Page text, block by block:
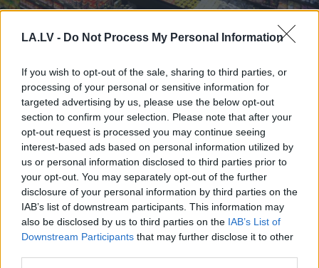
LA.LV - Do Not Process My Personal Information
If you wish to opt-out of the sale, sharing to third parties, or
processing of your personal or sensitive information for
targeted advertising by us, please use the below opt-out
section to confirm your selection. Please note that after your
opt-out request is processed you may continue seeing
interest-based ads based on personal information utilized by
us or personal information disclosed to third parties prior to
your opt-out. You may separately opt-out of the further
disclosure of your personal information by third parties on the
IAB’s list of downstream participants. This information may
also be disclosed by us to third parties on the IAB’s List of
Downstream Participants that may further disclose it to other
Karstumsir ideāls
baktērijām: produkti, kuri
siltumā kļūst bīstami jau
pēc dažām stundām